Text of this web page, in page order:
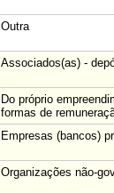
Outra
Associados(as) -
Do próprio
formas de
Empresas (bancos)
Organizações não-